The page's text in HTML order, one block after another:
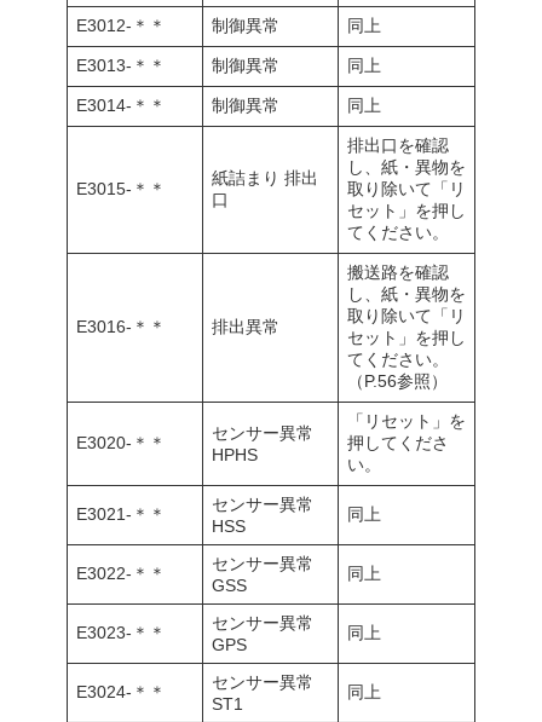
E3012-＊＊ 制御異常 同上
E3013-＊＊ 制御異常 同上
E3014-＊＊ 制御異常 同上
E3015-＊＊
紙詰まり 排出
口
排出口を確認
し、紙・異物を
取り除いて「リ
セット」を押し
てください。
E3016-＊＊ 排出異常
搬送路を確認
し、紙・異物を
取り除いて「リ
セット」を押し
てください。
（P.56参照）
E3020-＊＊
センサー異常
HPHS
「リセット」を
押してくださ
い。
E3021-＊＊
センサー異常
HSS
同上
E3022-＊＊
センサー異常
GSS
同上
E3023-＊＊
センサー異常
GPS
同上
E3024-＊＊
センサー異常
ST1
同上